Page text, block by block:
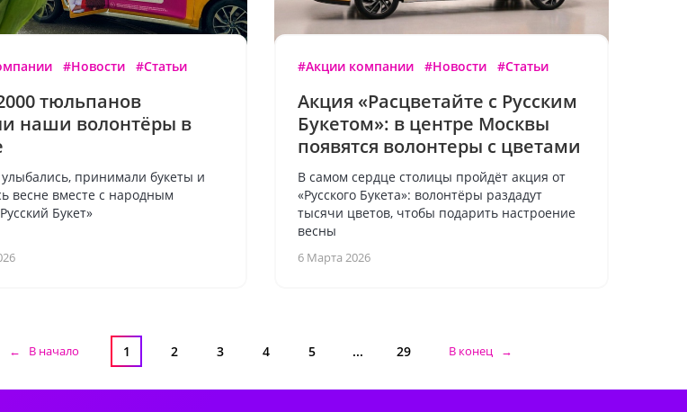
#Новости #Статьи
тюльпанов
наши волонтёры в
принимали букеты и
весне вместе с народным
Букет»
#Акции компании #Новости #Статьи
Акция «Расцветайте с Русским
Букетом»: в центре Москвы
появятся волонтеры с цветами
В самом сердце столицы пройдёт акция от
«Русского Букета»: волонтёры раздадут
тысячи цветов, чтобы подарить настроение
весны
6 Марта 2026
← В начало 1 2 3 4 5 ... 29 В конец →